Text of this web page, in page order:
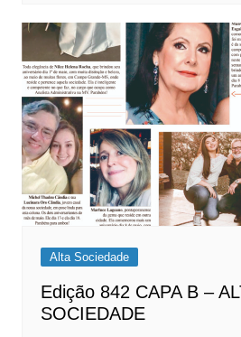
Alta Sociedade
Edição 842 CAPA B –
SOCIEDADE